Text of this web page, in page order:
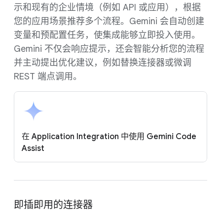
示和现有的企业情境（例如 API 或应用），根据
您的应用场景推荐多个流程。Gemini 会自动创建
变量和预配置任务，使集成能够立即投入使用。
Gemini 不仅会响应提示，还会智能分析您的流程
并主动提出优化建议，例如替换连接器或微调
REST 端点调用。
在 Application Integration 中使用 Gemini Code
Assist
即插即用的连接器